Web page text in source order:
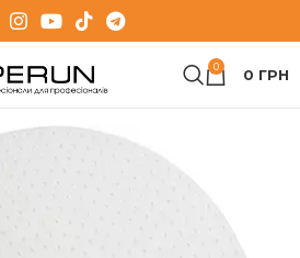
0 0 ГРН